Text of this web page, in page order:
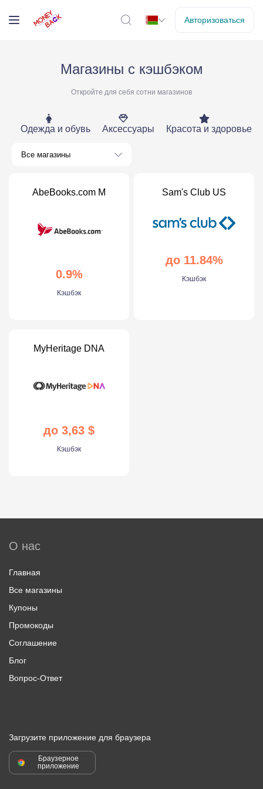
Авторизоваться
Магазины с кэшбэком
Откройте для себя сотни магазинов
Одежда и обувь Аксессуары Красота и здоровье
Все магазины
AbeBooks.com M
0.9%
Кэшбэк
Sam's Club US
до 11.84%
Кэшбэк
MyHeritage DNA
до 3,63 $
Кэшбэк
О нас
Главная
Все магазины
Купоны
Промокоды
Соглашение
Блог
Вопрос-Ответ
Загрузите приложение для браузера
Браузерное
приложение